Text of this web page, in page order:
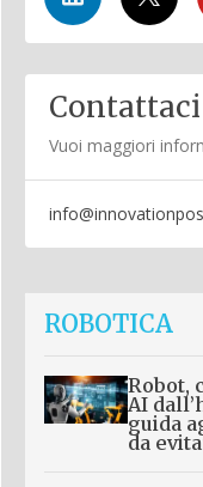
Contattaci
Vuoi maggiori
ROBOTICA
Robot,
AI
guida
da